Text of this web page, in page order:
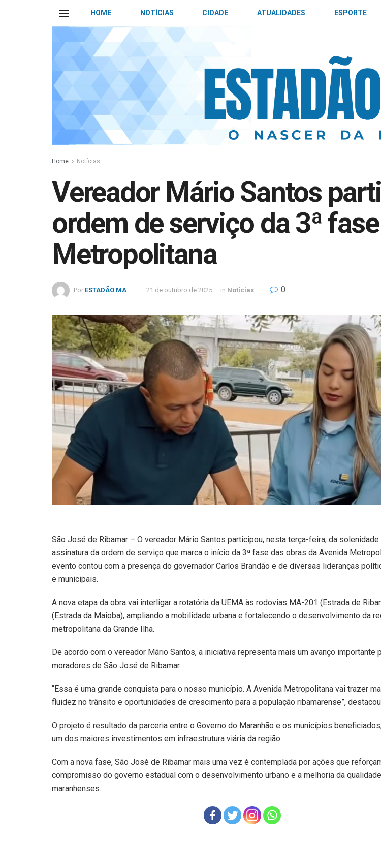
HOME NOTÍCIAS CIDADE ATUALIDADES ESPORTE
Home Notícias
Vereador Mário Santos
ordem de serviço da 3ª
Metropolitana
Por ESTADÃO MA 21 de outubro de 2025 in Notícias 0
São José de Ribamar – O vereador Mário Santos participou, nesta terça-feira, da solenidade
assinatura da ordem de serviço que marca o início da 3ª fase das obras da Avenida
evento contou com a presença do governador Carlos Brandão e de diversas lideranças
e municipais.
A nova etapa da obra vai interligar a rotatória da UEMA às rodovias MA-201 (Estrada de
(Estrada da Maioba), ampliando a mobilidade urbana e fortalecendo o desenvolvimento da
metropolitana da Grande Ilha.
De acordo com o vereador Mário Santos, a iniciativa representa mais um avanço importante
moradores de São José de Ribamar.
“Essa é uma grande conquista para o nosso município. A Avenida Metropolitana vai trazer
fluidez no trânsito e oportunidades de crescimento para a população ribamarense”,
O projeto é resultado da parceria entre o Governo do Maranhão e os municípios
um dos maiores investimentos em infraestrutura viária da região.
Com a nova fase, São José de Ribamar mais uma vez é contemplada por ações que
compromisso do governo estadual com o desenvolvimento urbano e a melhoria da
maranhenses.